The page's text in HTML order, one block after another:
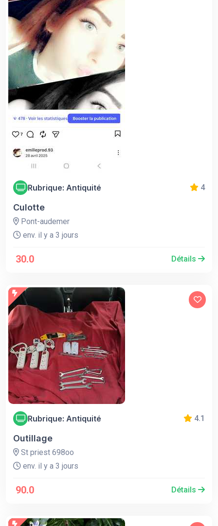
Rubrique: Antiquité 4
Culotte
Pont-audemer
env. il y a 3 jours
30.0 Détails
Rubrique: Antiquité 4.1
Outillage
St priest 698oo
env. il y a 3 jours
90.0 Détails